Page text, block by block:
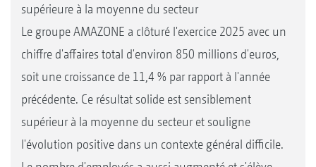
supérieure à la moyenne du secteur
Le groupe AMAZONE a clôturé l'exercice 2025 avec un
chiffre d'affaires total d'environ 850 millions d'euros,
soit une croissance de 11,4 % par rapport à l'année
précédente. Ce résultat solide est sensiblement
supérieur à la moyenne du secteur et souligne
l'évolution positive dans un contexte général difficile.